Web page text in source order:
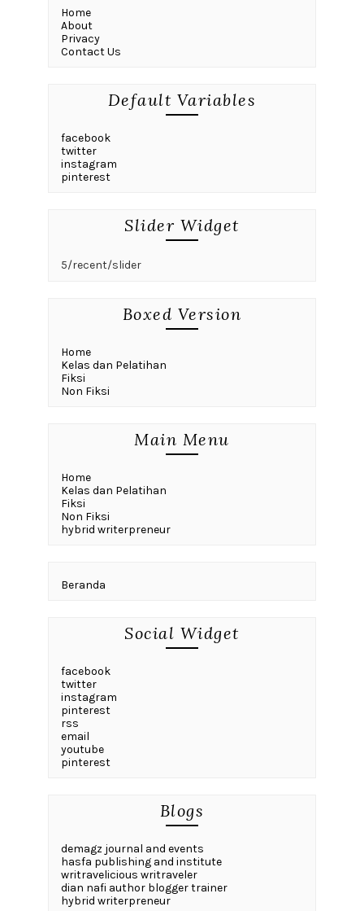
Home
About
Privacy
Contact Us
Default Variables
facebook
twitter
instagram
pinterest
Slider Widget
5/recent/slider
Boxed Version
Home
Kelas dan Pelatihan
Fiksi
Non Fiksi
Main Menu
Home
Kelas dan Pelatihan
Fiksi
Non Fiksi
hybrid writerpreneur
Beranda
Social Widget
facebook
twitter
instagram
pinterest
rss
email
youtube
pinterest
Blogs
demagz journal and events
hasfa publishing and institute
writravelicious writraveler
dian nafi author blogger trainer
hybrid writerpreneur